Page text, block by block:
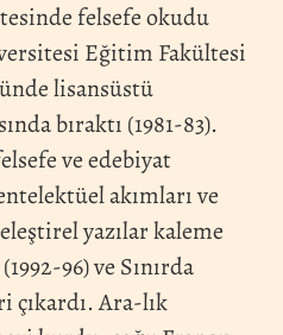
felsefe okudu
Eğitim Fakültesi
lisansüstü
bıraktı (1981-83).
ve edebiyat
akımları ve
yazılar kaleme
96) ve Sınırda
çıkardı. Ara-lık